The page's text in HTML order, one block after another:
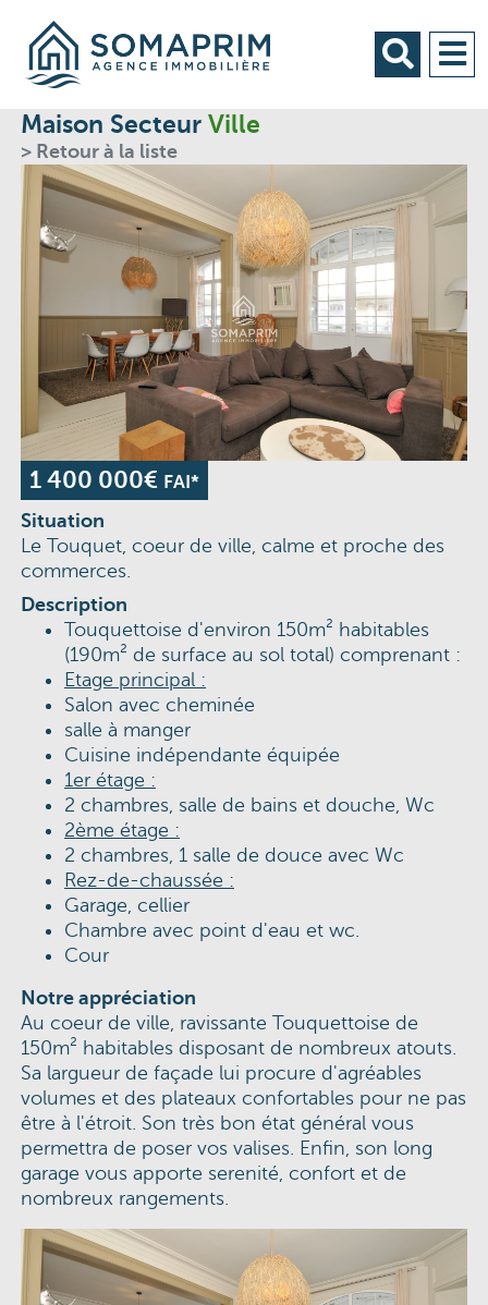
Maison Secteur Ville
> Retour à la liste
1 400 000€ FAI*
Situation
Le Touquet, coeur de ville, calme et proche des
commerces.
Description
Touquettoise d'environ 150m² habitables
(190m² de surface au sol total) comprenant :
Etage principal :
Salon avec cheminée
salle à manger
Cuisine indépendante équipée
1er étage :
2 chambres, salle de bains et douche, Wc
2ème étage :
2 chambres, 1 salle de douce avec Wc
Rez-de-chaussée :
Garage, cellier
Chambre avec point d'eau et wc.
Cour
Notre appréciation
Au coeur de ville, ravissante Touquettoise de
150m² habitables disposant de nombreux atouts.
Sa largueur de façade lui procure d'agréables
volumes et des plateaux confortables pour ne pas
être à l'étroit. Son très bon état général vous
permettra de poser vos valises. Enfin, son long
garage vous apporte serenité, confort et de
nombreux rangements.